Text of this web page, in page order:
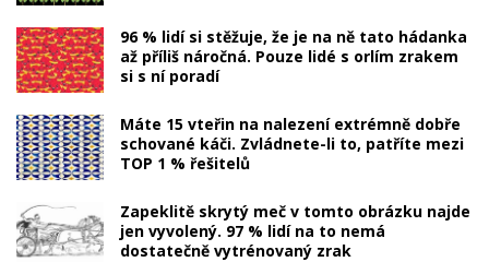
96 % lidí si stěžuje, že je na ně tato hádanka
až příliš náročná. Pouze lidé s orlím zrakem
si s ní poradí
Máte 15 vteřin na nalezení extrémně dobře
schované káči. Zvládnete-li to, patříte mezi
TOP 1 % řešitelů
Zapeklitě skrytý meč v tomto obrázku najde
jen vyvolený. 97 % lidí na to nemá
dostatečně vytrénovaný zrak